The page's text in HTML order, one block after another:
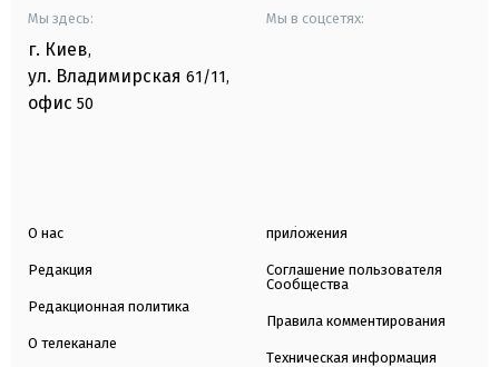
Мы здесь:
г. Киев,
ул. Владимирская 61/11,
офис 50
Мы в соцсетях:
О нас
Редакция
Редакционная политика
О телеканале
приложения
Соглашение пользователя
Сообщества
Правила комментирования
Техническая информация